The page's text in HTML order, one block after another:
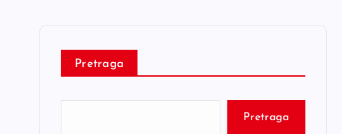
Pretraga
Pretraga